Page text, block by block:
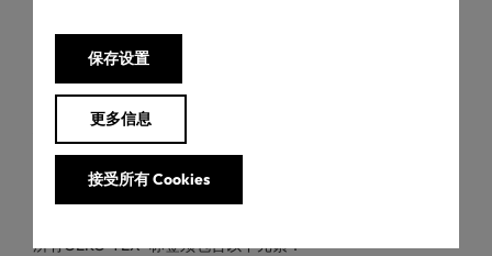
保存设置
更多信息
接受所有 Cookies
标签元素
OEKO-TEX®提供产品标签作为认证产品的沟通工具。
所有OEKO-TEX®标签须包含以下元素：